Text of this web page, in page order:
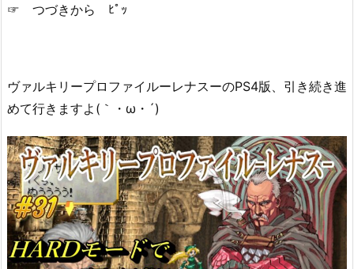
☞ つづきから ﾋﾟｯ
ヴァルキリープロファイルーレナスーのPS4版、引き続き進
めて行きますよ(｀・ω・´)